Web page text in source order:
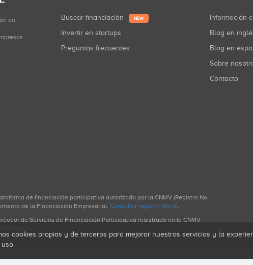
en
Buscar financiación NEW
Invertir en startups
Preguntas frecuentes
Información
Blog en
Blog en
Sobre
Contacto
de financiación participativa autorizada por la CNMV (Registro No.
de la Financiación Empresarial. Consultar registro oficial.
de Servicios de Financiación Participativa registrado en la CNMV
cookies propias y de terceros para mejorar nuestros servicios y la